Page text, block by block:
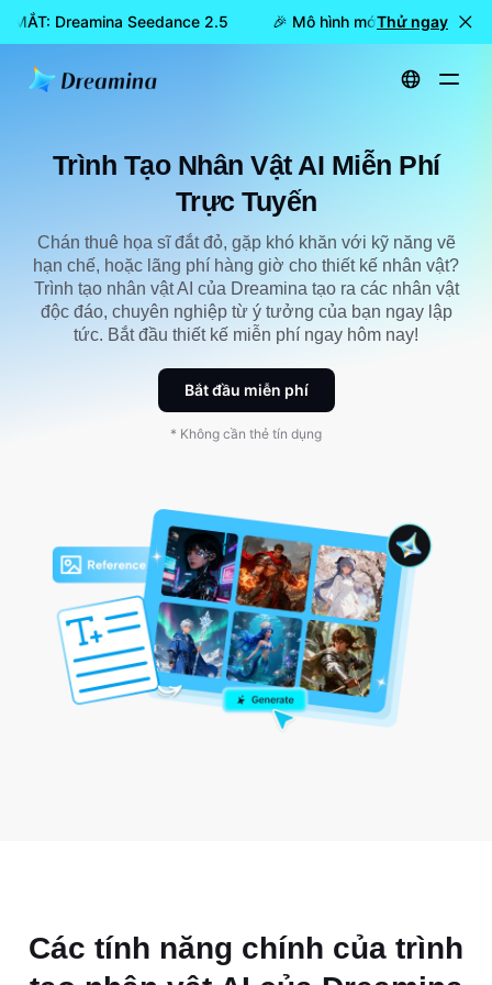
MẮT: Dreamina Seedance 2.5 🎉 Mô hình mới đã RA MẮT:
Thử ngay
Trang chủ Dụng cụ Trình tạo nhân vật AI miễn phí trực tuyến
Trình Tạo Nhân Vật AI Miễn Phí
Trực Tuyến
Chán thuê họa sĩ đắt đỏ, gặp khó khăn với kỹ năng vẽ
hạn chế, hoặc lãng phí hàng giờ cho thiết kế nhân vật?
Trình tạo nhân vật AI của Dreamina tạo ra các nhân vật
độc đáo, chuyên nghiệp từ ý tưởng của bạn ngay lập
tức. Bắt đầu thiết kế miễn phí ngay hôm nay!
Bắt đầu miễn phí
* Không cần thẻ tín dụng
Các tính năng chính của trình